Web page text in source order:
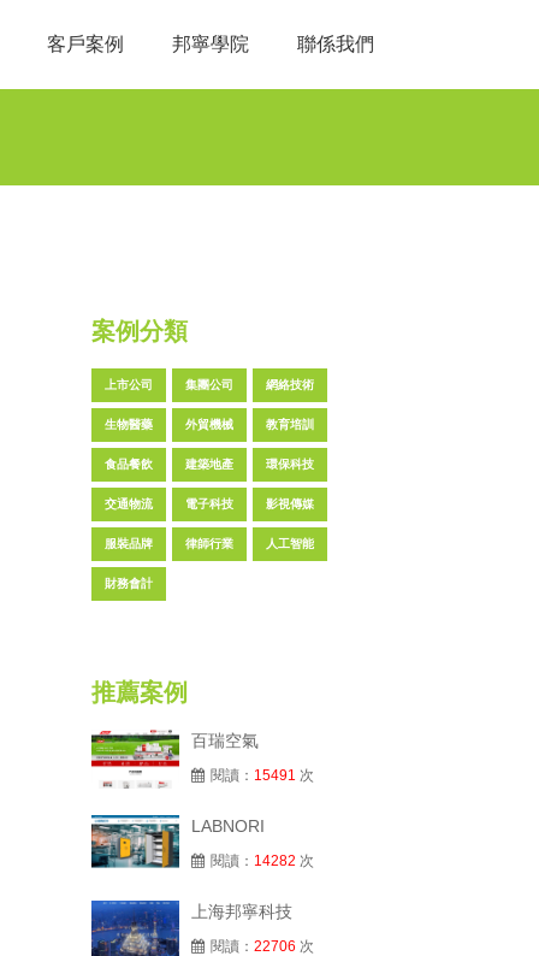
客戶案例 邦寧學院 聯係我們
案例分類
上市公司 集團公司 網絡技術
生物醫藥 外貿機械 教育培訓
食品餐飲 建築地產 環保科技
交通物流 電子科技 影視傳媒
服裝品牌 律師行業 人工智能
財務會計
推薦案例
百瑞空氣
閱讀： 15491 次
LABNORI
閱讀： 14282 次
上海邦寧科技
閱讀： 22706 次